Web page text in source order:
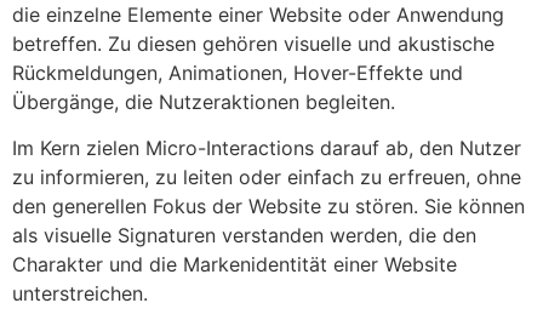
die einzelne Elemente einer Website oder Anwendung
betreffen. Zu diesen gehören visuelle und akustische
Rückmeldungen, Animationen, Hover-Effekte und
Übergänge, die Nutzeraktionen begleiten.
Im Kern zielen Micro-Interactions darauf ab, den Nutzer
zu informieren, zu leiten oder einfach zu erfreuen, ohne
den generellen Fokus der Website zu stören. Sie können
als visuelle Signaturen verstanden werden, die den
Charakter und die Markenidentität einer Website
unterstreichen.